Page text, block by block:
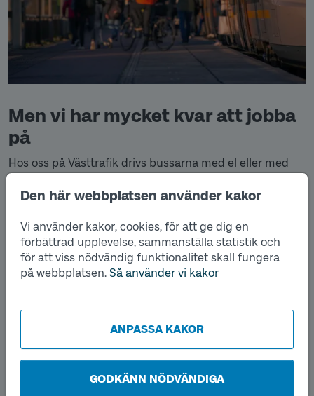
Den här webbplatsen använder kakor
Vi använder kakor, cookies, för att ge dig en
förbättrad upplevelse, sammanställa statistik och
för att viss nödvändig funktionalitet skall fungera
på webbplatsen. Så använder vi kakor
ANPASSA KAKOR
GODKÄNN NÖDVÄNDIGA
Men vi har mycket kvar att jobba
på
Hos oss på Västtrafik drivs bussarna med el eller med
2030 ska all stadsbusstrafik inom Västtrafik vara
nya avtal och vi ökar takten på elektrifieringen av
fartygstrafiken.